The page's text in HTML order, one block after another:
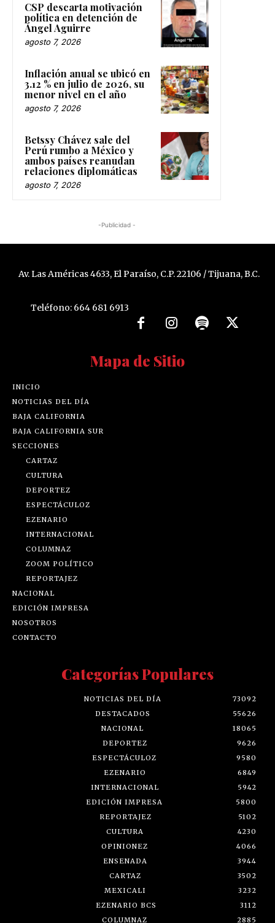
CSP descarta motivación
política en detención de
Ángel Aguirre
agosto 7, 2026
Inflación anual se ubicó en
3.12 % en julio de 2026, su
menor nivel en el año
agosto 7, 2026
Betssy Chávez sale del
Perú rumbo a México y
ambos países reanudan
relaciones diplomáticas
agosto 7, 2026
-Publicidad -
Av. Las Américas 4633, El Paraíso, C.P. 22106 / Tijuana, B.C.
Teléfono: 664 681 6913
Mapa de Sitio
INICIO
NOTICIAS DEL DÍA
BAJA CALIFORNIA
BAJA CALIFORNIA SUR
SECCIONES
CARTAZ
CULTURA
DEPORTEZ
ESPECTÁCULOZ
EZENARIO
INTERNACIONAL
COLUMNAZ
ZOOM POLÍTICO
REPORTAJEZ
NACIONAL
EDICIÓN IMPRESA
NOSOTROS
CONTACTO
Categorías Populares
NOTICIAS DEL DÍA
73092
DESTACADOS
55626
NACIONAL
18065
DEPORTEZ
9626
ESPECTÁCULOZ
9580
EZENARIO
6849
INTERNACIONAL
5942
EDICIÓN IMPRESA
5800
REPORTAJEZ
5102
CULTURA
4230
OPINIONEZ
4066
ENSENADA
3944
CARTAZ
3502
MEXICALI
3232
EZENARIO BCS
3112
COLUMNAZ
2885